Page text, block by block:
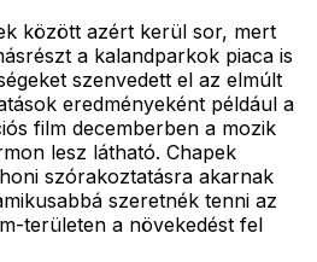
között azért kerül sor, mert
a kalandparkok piaca is
szenvedett el az elmúlt
eredményeként például a
film decemberben a mozik
lesz látható. Chapek
szórakoztatásra akarnak
szeretnék tenni az
területen a növekedést fel